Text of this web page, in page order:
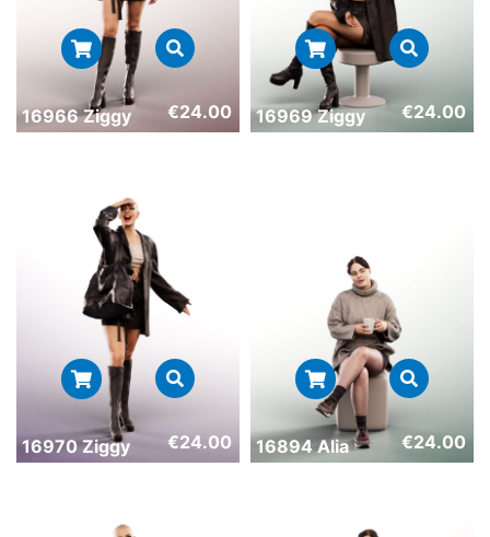
16966 Ziggy €24.00 16969 Ziggy €24.00
16970 Ziggy €24.00 16894 Alia €24.00